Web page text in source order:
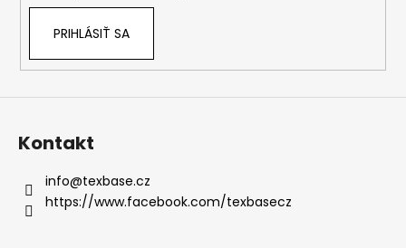
PRIHLÁSIŤ SA
Kontakt
info@texbase.cz
https://www.facebook.com/texbasecz